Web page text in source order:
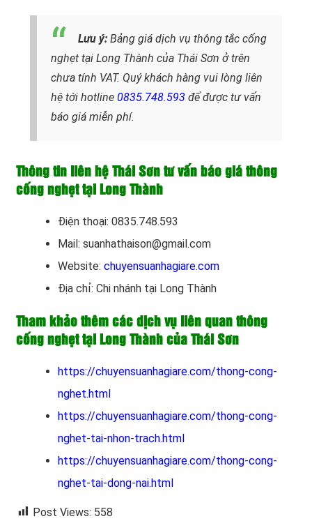
Lưu ý: Bảng giá dịch vụ thông tắc cống
nghẹt tại Long Thành của Thái Sơn ở trên
chưa tính VAT. Quý khách hàng vui lòng liên
hệ tới hotline 0835.748.593 để được tư vấn
báo giá miễn phí.
Thông tin liên hệ Thái Sơn tư vấn báo giá thông
cống nghẹt tại Long Thành
Điện thoại: 0835.748.593
Mail: suanhathaison@gmail.com
Website: chuyensuanhagiare.com
Địa chỉ: Chi nhánh tại Long Thành
Tham khảo thêm các dịch vụ liên quan thông
cống nghẹt tại Long Thành của Thái Sơn
https://chuyensuanhagiare.com/thong-cong-
nghet.html
https://chuyensuanhagiare.com/thong-cong-
nghet-tai-nhon-trach.html
https://chuyensuanhagiare.com/thong-cong-
nghet-tai-dong-nai.html
Post Views: 558